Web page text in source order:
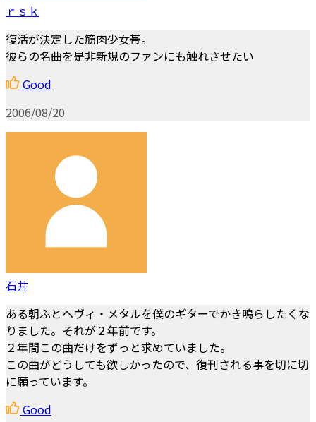
ｒｓｋ
復活が決定した筋肉少女帯。
彼らの名曲を是非新規のファンにも触れさせたい
Good
2006/08/20
石井
ある朝ふとヘヴィ・メタルを僕のギターでかき鳴らしたくな
りました。それが２年前です。
２年間この曲だけをずっと求めていました。
この曲がどうしても欲しかったので、復刊される事を切に切
に願っています。
Good